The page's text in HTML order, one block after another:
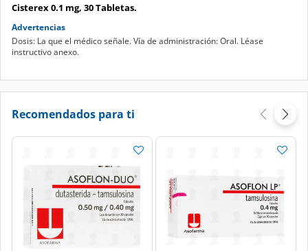
Cisterex 0.1 mg, 30 Tabletas.
Advertencias
Dosis: La que el médico señale. Vía de administración: Oral. Léase
instructivo anexo.
Recomendados para ti